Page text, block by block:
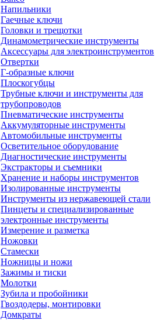
Напильники
Гаечные ключи
Головки и трещотки
Динамометрические инструменты
Аксессуары для электроинструментов
Отвертки
Г-образные ключи
Плоскогубцы
Трубные ключи и инструменты для
трубопроводов
Пневматические инструменты
Аккумуляторные инструменты
Автомобильные инструменты
Осветительное оборудование
Диагностические инструменты
Экстракторы и съемники
Хранение и наборы инструментов
Изолированные инструменты
Инструменты из нержавеющей стали
Пинцеты и специализированные
электронные инструменты
Измерение и разметка
Ножовки
Стамески
Ножницы и ножи
Зажимы и тиски
Молотки
Зубила и пробойники
Гвоздодеры, монтировки
Домкраты